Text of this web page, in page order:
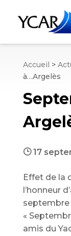
Accueil >
à…Argelès
}17
Effet de la
l’honneur
septembre
«
amis du